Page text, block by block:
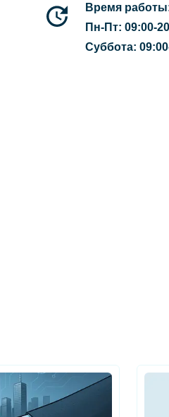
Время
Пн-Пт: 09:00-
Суббота: